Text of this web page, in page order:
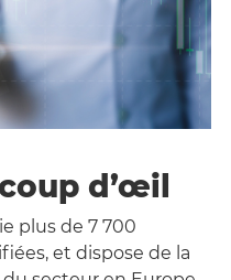
d’œil
plus de 7 700
et dispose de la